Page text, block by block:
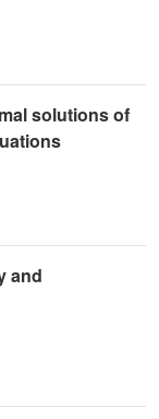
solutions of
and